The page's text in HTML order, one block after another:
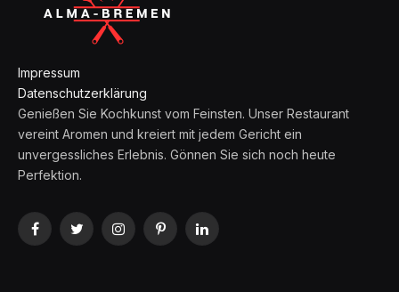
Impressum
Datenschutzerklärung
Genießen Sie Kochkunst vom Feinsten. Unser Restaurant
vereint Aromen und kreiert mit jedem Gericht ein
unvergessliches Erlebnis. Gönnen Sie sich noch heute
Perfektion.
FacebookTwitterInstagramPinterestLinkedIn